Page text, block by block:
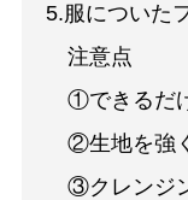
5.服についた
注意点
①できるだ
②生地を強
③クレンジ